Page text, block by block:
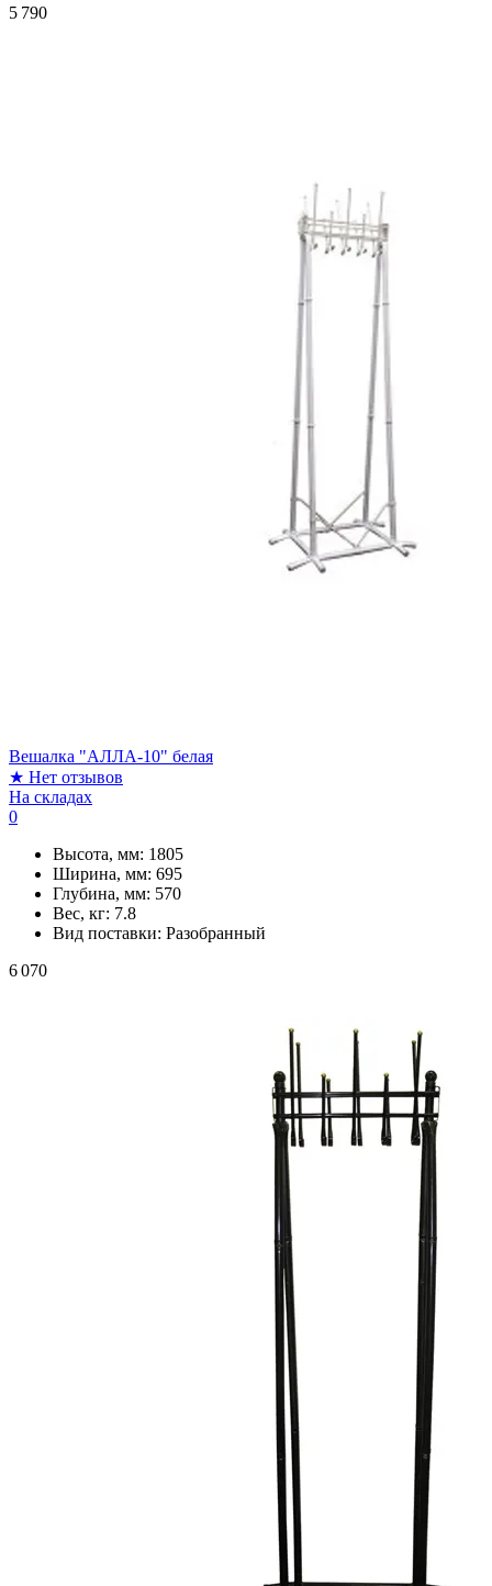
5 790
Вешалка "АЛЛА-10" белая
★ Нет отзывов
На складах
0
Высота, мм: 1805
Ширина, мм: 695
Глубина, мм: 570
Вес, кг: 7.8
Вид поставки: Разобранный
6 070